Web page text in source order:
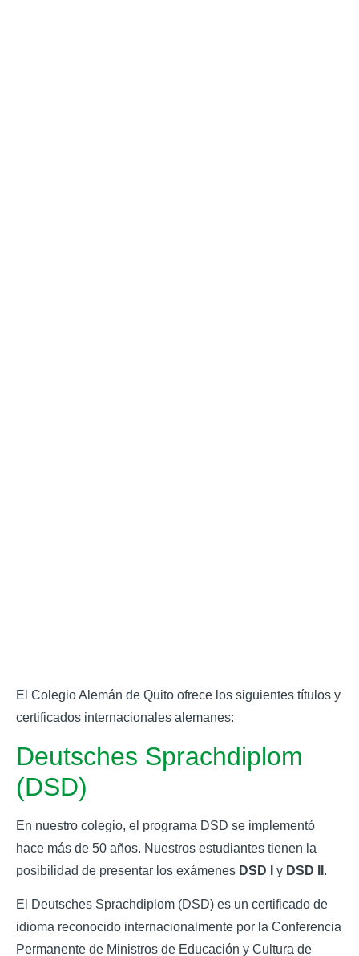
El Colegio Alemán de Quito ofrece los siguientes títulos y
certificados internacionales alemanes:
Deutsches Sprachdiplom
(DSD)
En nuestro colegio, el programa DSD se implementó
hace más de 50 años. Nuestros estudiantes tienen la
posibilidad de presentar los exámenes DSD I y DSD II .
El Deutsches Sprachdiplom (DSD) es un certificado de
idioma reconocido internacionalmente por la Conferencia
Permanente de Ministros de Educación y Cultura de